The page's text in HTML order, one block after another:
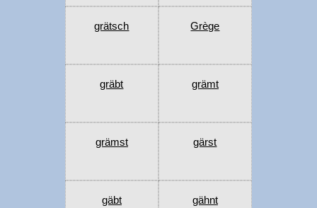
grätsch Grège
gräbt grämt
grämst gärst
gäbt gähnt